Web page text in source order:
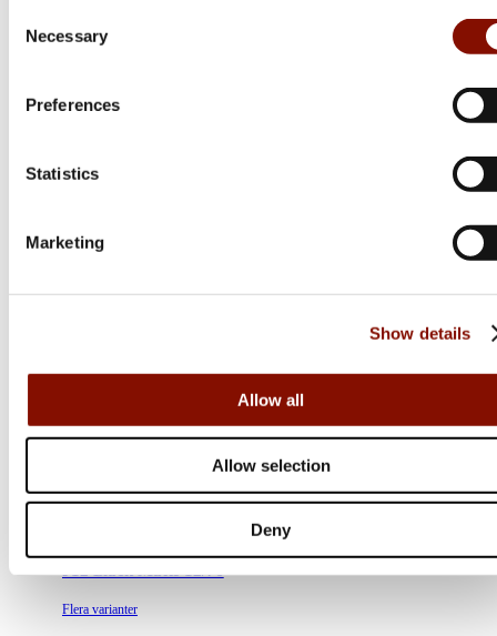
Selection
Necessary
Preferences
Statistics
Marketing
Show details
Allow all
Allow selection
Deny
Miroku
Flera varianter